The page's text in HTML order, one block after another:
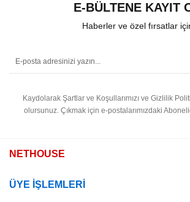
E-BÜLTENE KAYIT
Haberler ve özel fırsatlar
Kaydolarak Şartlar ve Koşullarımızı ve Gizlilik
olursunuz. Çıkmak için e-postalarımızdaki
NETHOUSE
ÜYE İŞLEMLERİ